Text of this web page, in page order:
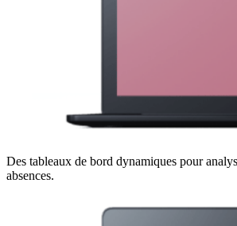
Des tableaux de bord dynamiques pour
absences.